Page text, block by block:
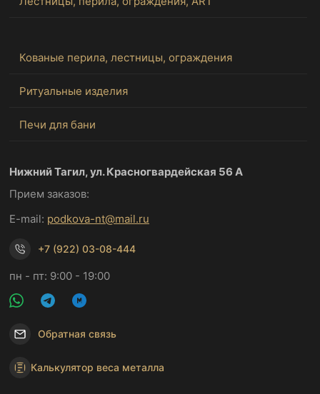
Кованые перила, лестницы, ограждения
Ритуальные изделия
Печи для бани
Нижний Тагил, ул. Красногвардейская 56 А
Прием заказов:
E-mail: podkova-nt@mail.ru
+7 (922) 03-08-444
пн - пт: 9:00 - 19:00
Обратная связь
Калькулятор веса металла